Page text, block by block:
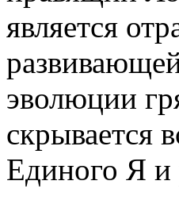
является
эволюции
скрывается
Единого Я и